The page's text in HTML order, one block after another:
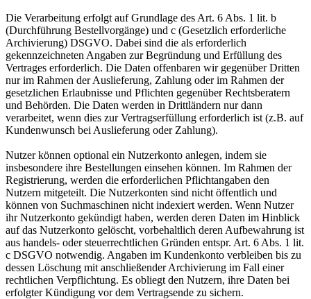
Die Verarbeitung erfolgt auf Grundlage des Art. 6 Abs. 1 lit. b
(Durchführung Bestellvorgänge) und c (Gesetzlich erforderliche
Archivierung) DSGVO. Dabei sind die als erforderlich
gekennzeichneten Angaben zur Begründung und Erfüllung des
Vertrages erforderlich. Die Daten offenbaren wir gegenüber Dritten
nur im Rahmen der Auslieferung, Zahlung oder im Rahmen der
gesetzlichen Erlaubnisse und Pflichten gegenüber Rechtsberatern
und Behörden. Die Daten werden in Drittländern nur dann
verarbeitet, wenn dies zur Vertragserfüllung erforderlich ist (z.B. auf
Kundenwunsch bei Auslieferung oder Zahlung).
Nutzer können optional ein Nutzerkonto anlegen, indem sie
insbesondere ihre Bestellungen einsehen können. Im Rahmen der
Registrierung, werden die erforderlichen Pflichtangaben den
Nutzern mitgeteilt. Die Nutzerkonten sind nicht öffentlich und
können von Suchmaschinen nicht indexiert werden. Wenn Nutzer
ihr Nutzerkonto gekündigt haben, werden deren Daten im Hinblick
auf das Nutzerkonto gelöscht, vorbehaltlich deren Aufbewahrung ist
aus handels- oder steuerrechtlichen Gründen entspr. Art. 6 Abs. 1 lit.
c DSGVO notwendig. Angaben im Kundenkonto verbleiben bis zu
dessen Löschung mit anschließender Archivierung im Fall einer
rechtlichen Verpflichtung. Es obliegt den Nutzern, ihre Daten bei
erfolgter Kündigung vor dem Vertragsende zu sichern.